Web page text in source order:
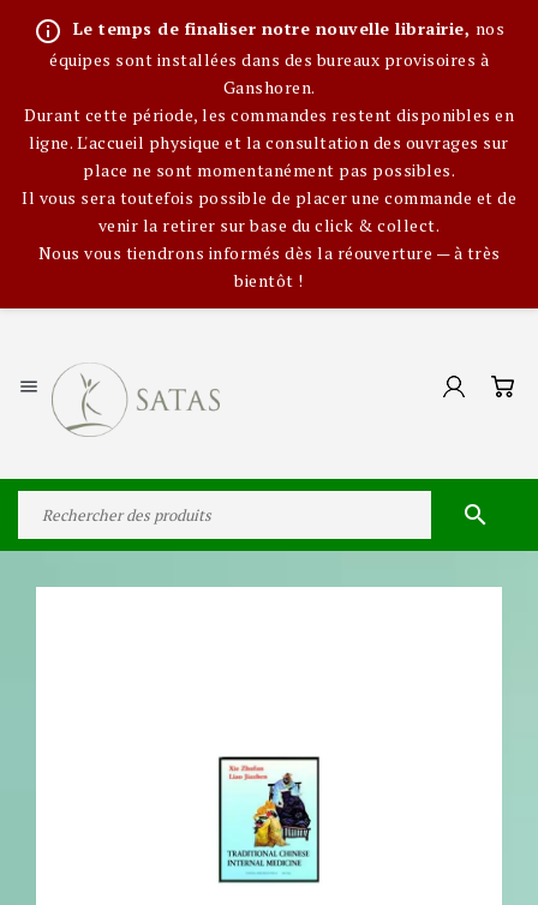
info_outline Le temps de finaliser notre nouvelle librairie, nos
équipes sont installées dans des bureaux provisoires à
Ganshoren.
Durant cette période, les commandes restent disponibles en
ligne. L'accueil physique et la consultation des ouvrages sur
place ne sont momentanément pas possibles.
Il vous sera toutefois possible de placer une commande et de
venir la retirer sur base du click & collect.
Nous vous tiendrons informés dès la réouverture — à très
bientôt !

